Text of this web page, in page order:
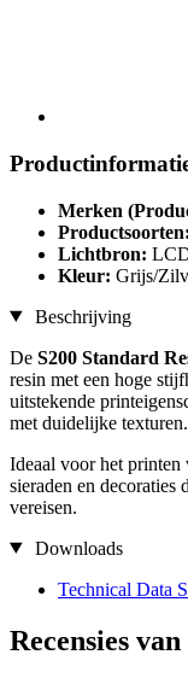
Merken
Productsoorten:
Lichtbron:
Kleur: Grijs/
Beschrijving
De S200 Standard
resin met een hoge
uitstekende
met duidelijke texturen.
Ideaal voor het printen
sieraden en decoraties
vereisen.
Downloads
Technical Data
Recensies